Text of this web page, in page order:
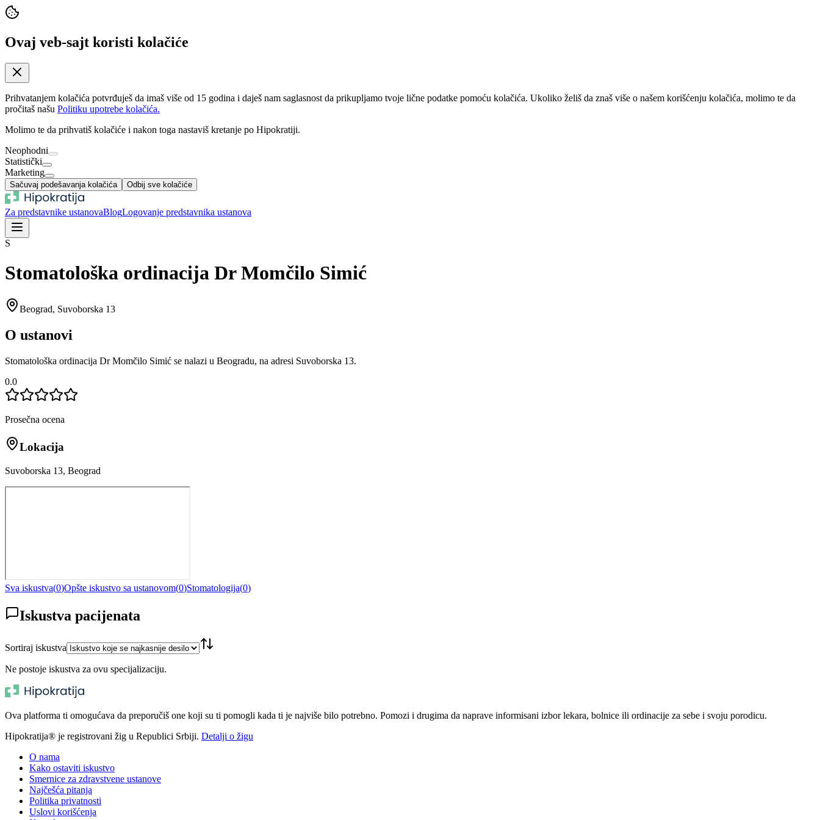
Ovaj veb-sajt koristi kolačiće
Prihvatanjem kolačića potvrđuješ da imaš više od 15 godina i daješ nam saglasnost da prikupljamo tvoje lične podatke pomoću kolačića. Ukoliko želiš da znaš više o našem korišćenju kolačića, molimo te da
pročitaš našu Politiku upotrebe kolačića.
Molimo te da prihvatiš kolačiće i nakon toga nastaviš kretanje po Hipokratiji.
Neophodni
Statistički
Marketing
Sačuvaj podešavanja kolačića Odbij sve kolačiće
Za predstavnike ustanovaBlogLogovanje predstavnika ustanova
S
Stomatološka ordinacija Dr Momčilo Simić
Beograd, Suvoborska 13
O ustanovi
Stomatološka ordinacija Dr Momčilo Simić se nalazi u Beogradu, na adresi Suvoborska 13.
0.0
Prosečna ocena
Lokacija
Suvoborska 13, Beograd
Sva iskustva(0)Opšte iskustvo sa ustanovom(0)Stomatologija(0)
Iskustva pacijenata
Sortiraj iskustva
Ne postoje iskustva za ovu specijalizaciju.
Ova platforma ti omogućava da preporučiš one koji su ti pomogli kada ti je najviše bilo potrebno. Pomozi i drugima da naprave informisani izbor lekara, bolnice ili ordinacije za sebe i svoju porodicu.
Hipokratija® je registrovani žig u Republici Srbiji. Detalji o žigu
O nama
Kako ostaviti iskustvo
Smernice za zdravstvene ustanove
Najčešća pitanja
Politika privatnosti
Uslovi korišćenja